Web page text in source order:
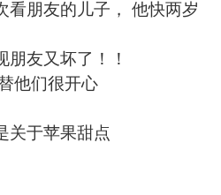
看朋友的儿子， 他快两岁
朋友又坏了！！
他们很开心
关于苹果甜点